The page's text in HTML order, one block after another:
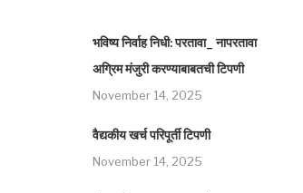
भविष्य निर्वाह निधी: परतावा_ नापरतावा
अग्रिम मंजुरी करण्याबाबतची टिपणी
November 14, 2025
वैद्यकीय खर्च परिपूर्ती टिपणी
November 14, 2025